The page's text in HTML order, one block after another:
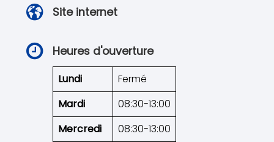
Site internet
Heures d'ouverture
Lundi
Fermé
Mardi
08:30-13:00
Mercredi
08:30-13:00